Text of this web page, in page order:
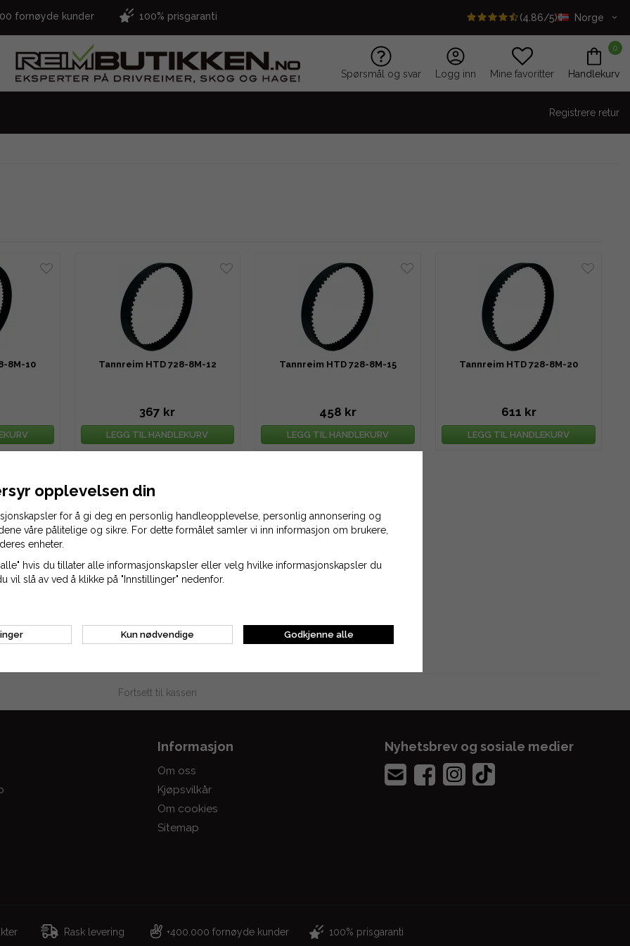
fornøyde kunder 100% prisgaranti (4.86/5) Norge
Spørsmål og svar Logg inn Mine favoritter
0
Handlekurv
Registrere retur
8M-10 Tannreim HTD 728-8M-12
367 kr
LEGG TIL HANDLEKURV
Tannreim HTD 728-8M-15
458 kr
LEGG TIL HANDLEKURV
Tannreim HTD 728-8M-20
611 kr
LEGG TIL HANDLEKURV
8M-30
Fortsett til kassen
Informasjon
Om oss
Kjøpsvilkår
Om cookies
Sitemap
Nyhetsbrev og sosiale medier
Rask levering +400.000 fornøyde kunder 100% prisgaranti
opplevelsen din
for å gi deg en personlig handleopplevelse, personlig annonsering og
våre pålitelige og sikre. For dette formålet samler vi inn informasjon om brukere,
enheter.
hvis du tillater alle informasjonskapsler eller velg hvilke informasjonskapsler du
vil slå av ved å klikke på "Innstillinger" nedenfor.
Kun nødvendige Godkjenne alle